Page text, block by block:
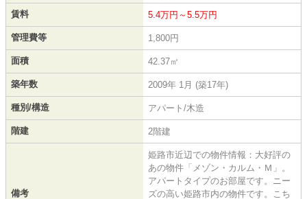
賃料 5.4万円～5.5万円
管理費等 1,800円
面積 42.37㎡
築年数 2009年 1月 (築17年)
種別/構造 アパート/木造
階建 2階建
備考
姫路市近辺での物件情報：大好評の
あの物件「メゾン・カルム・Ｍ」。
アパートタイプのお部屋です。ニー
ズの高い姫路市内の物件です。こち